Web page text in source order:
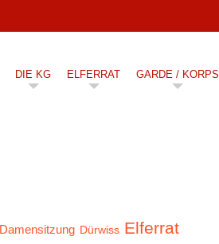
DIE KG ELFERRAT GARDE / KORPS
Damensitzung Dürwiss Elferrat